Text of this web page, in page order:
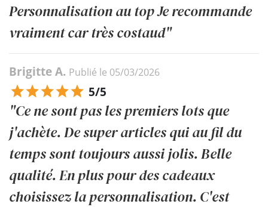
Personnalisation au top Je recommande
vraiment car très costaud"
Brigitte A. Publié le 05/03/2026
5/5
"Ce ne sont pas les premiers lots que
j'achète. De super articles qui au fil du
temps sont toujours aussi jolis. Belle
qualité. En plus pour des cadeaux
choisissez la personnalisation. C'est